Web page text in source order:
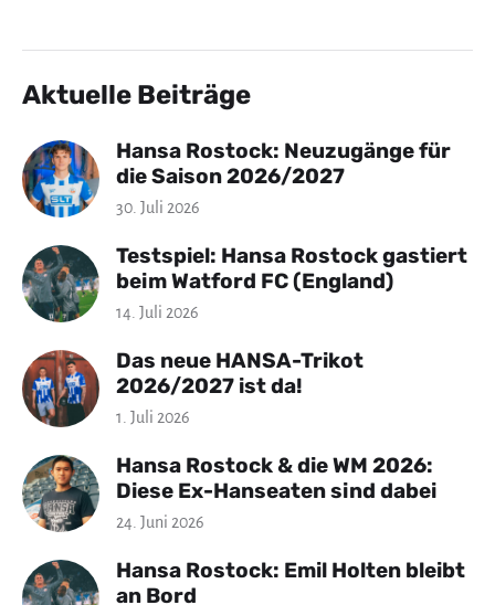
Aktuelle Beiträge
Hansa Rostock: Neuzugänge für
die Saison 2026/2027
30. Juli 2026
Testspiel: Hansa Rostock gastiert
beim Watford FC (England)
14. Juli 2026
Das neue HANSA-Trikot
2026/2027 ist da!
1. Juli 2026
Hansa Rostock & die WM 2026:
Diese Ex-Hanseaten sind dabei
24. Juni 2026
Hansa Rostock: Emil Holten bleibt
an Bord